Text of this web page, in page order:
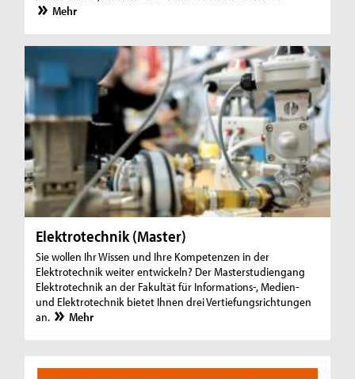
Mehr
Elektrotechnik (Master)
Sie wollen Ihr Wissen und Ihre Kompetenzen in der
Elektrotechnik weiter entwickeln? Der Masterstudiengang
Elektrotechnik an der Fakultät für Informations-, Medien-
und Elektrotechnik bietet Ihnen drei Vertiefungsrichtungen
an.
Mehr